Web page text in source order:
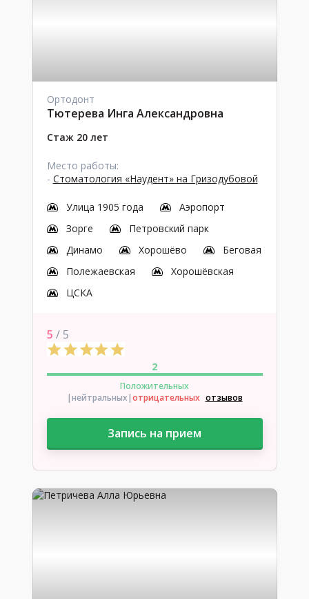
Ортодонт
Тютерева Инга Александровна
Стаж 20 лет
Место работы:
- Стоматология «Наудент» на Гризодубовой
Улица 1905 года
Аэропорт
Зорге
Петровский парк
Динамо
Хорошёво
Беговая
Полежаевская
Хорошёвская
ЦСКА
5 / 5
2
Положительных
|нейтральных|отрицательных отзывов
Запись на прием